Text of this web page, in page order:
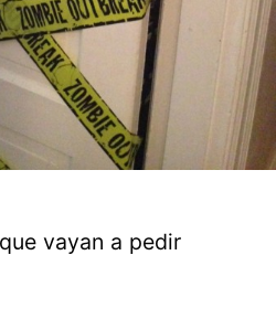
vayan a pedir